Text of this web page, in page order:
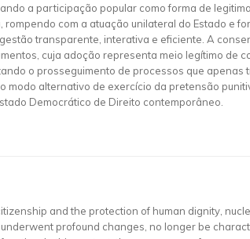
a participação popular como forma de
com a atuação unilateral do Estado e
transparente, interativa e eficiente. A
cuja adoção representa meio legítimo de
o prosseguimento de processos que apenas
alternativo de exercício da pretensão
Democrático de Direito contemporâneo.
and the protection of human dignity,
profound changes, no longer be